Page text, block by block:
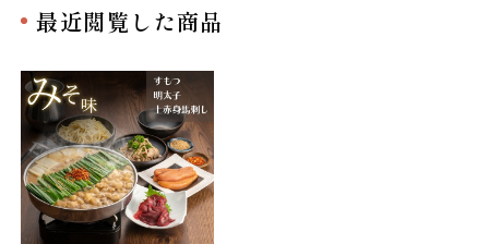
最近閲覧した商品